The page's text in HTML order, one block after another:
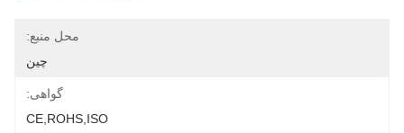
محل منبع:
چین
گواهی:
CE,ROHS,ISO